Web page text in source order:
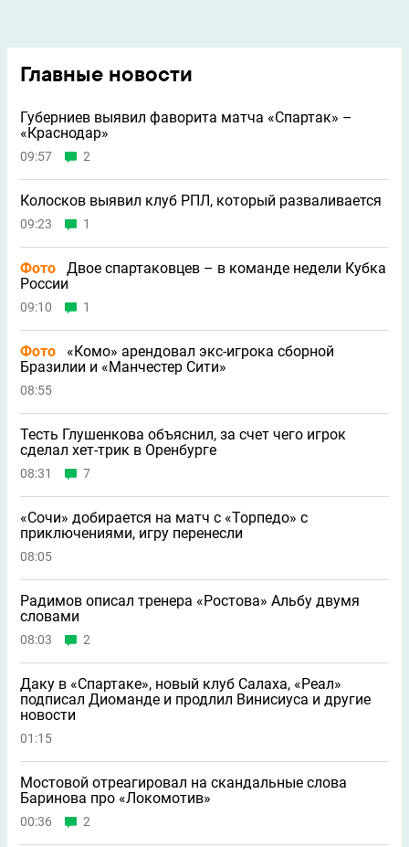
Главные новости
Губерниев выявил фаворита матча «Спартак» –
«Краснодар»
09:57 2
Колосков выявил клуб РПЛ, который разваливается
09:23 1
Фото
Двое спартаковцев – в команде недели Кубка
России
09:10 1
Фото
«Комо» арендовал экс-игрока сборной
Бразилии и «Манчестер Сити»
08:55
Тесть Глушенкова объяснил, за счет чего игрок
сделал хет-трик в Оренбурге
08:31 7
«Сочи» добирается на матч с «Торпедо» с
приключениями, игру перенесли
08:05
Радимов описал тренера «Ростова» Альбу двумя
словами
08:03 2
Даку в «Спартаке», новый клуб Салаха, «Реал»
подписал Диоманде и продлил Винисиуса и другие
новости
01:15
Мостовой отреагировал на скандальные слова
Баринова про «Локомотив»
00:36 2